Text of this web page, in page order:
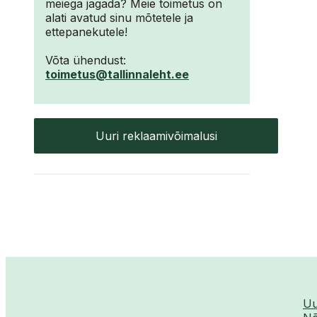
meiega jagada? Meie toimetus on
alati avatud sinu mõtetele ja
ettepanekutele!
Võta ühendust:
toimetus@tallinnaleht.ee
Uuri reklaamivõimalusi